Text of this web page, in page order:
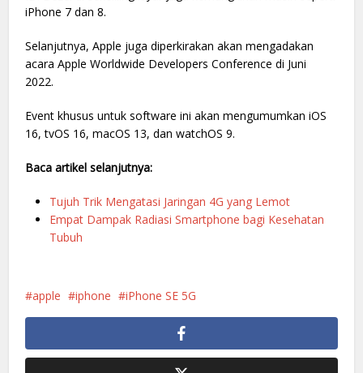
iPhone 7 dan 8.
Selanjutnya, Apple juga diperkirakan akan mengadakan
acara Apple Worldwide Developers Conference di Juni
2022.
Event khusus untuk software ini akan mengumumkan iOS
16, tvOS 16, macOS 13, dan watchOS 9.
Baca artikel selanjutnya:
Tujuh Trik Mengatasi Jaringan 4G yang Lemot
Empat Dampak Radiasi Smartphone bagi Kesehatan
Tubuh
apple iphone iPhone SE 5G